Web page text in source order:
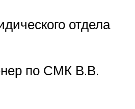
отдела
по СМК В.В.